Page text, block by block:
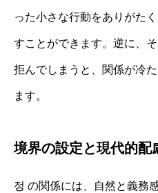
った小さな行動をありがた
すことができます。逆に、
拒んでしまうと、関係が冷
ます。
境界の設定と現代的配
정 の関係には、自然と義務